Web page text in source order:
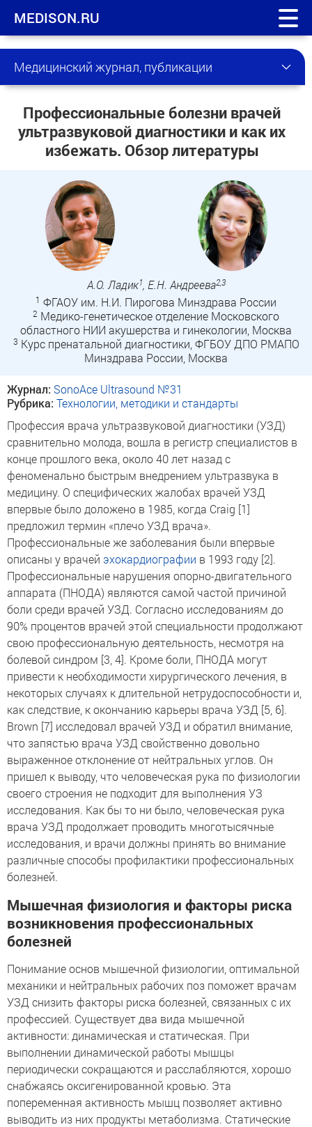
MEDISON.RU
Медицинский журнал, публикации
Профессиональные болезни врачей
ультразвуковой диагностики и как их
избежать. Обзор литературы
А.О. Ладик1, Е.Н. Андреева2,3
1 ФГАОУ им. Н.И. Пирогова Минздрава России
2 Медико-генетическое отделение Московского
областного НИИ акушерства и гинекологии, Москва
3 Курс пренатальной диагностики, ФГБОУ ДПО РМАПО
Минздрава России, Москва
Журнал: SonoAce Ultrasound №31
Рубрика: Технологии, методики и стандарты
Профессия врача ультразвуковой диагностики (УЗД)
сравнительно молода, вошла в регистр специалистов в
конце прошлого века, около 40 лет назад с
феноменально быстрым внедрением ультразвука в
медицину. О специфических жалобах врачей УЗД
впервые было доложено в 1985, когда Craig [1]
предложил термин «плечо УЗД врача».
Профессиональные же заболевания были впервые
описаны у врачей эхокардиографии в 1993 году [2].
Профессиональные нарушения опорно-двигательного
аппарата (ПНОДА) являются самой частой причиной
боли среди врачей УЗД. Согласно исследованиям до
90% процентов врачей этой специальности продолжают
свою профессиональную деятельность, несмотря на
болевой синдром [3, 4]. Кроме боли, ПНОДА могут
привести к необходимости хирургического лечения, в
некоторых случаях к длительной нетрудоспособности и,
как следствие, к окончанию карьеры врача УЗД [5, 6].
Brown [7] исследовал врачей УЗД и обратил внимание,
что запястью врача УЗД свойственно довольно
выраженное отклонение от нейтральных углов. Он
пришел к выводу, что человеческая рука по физиологии
своего строения не подходит для выполнения УЗ
исследования. Как бы то ни было, человеческая рука
врача УЗД продолжает проводить многотысячные
исследования, и врачи должны принять во внимание
различные способы профилактики профессиональных
болезней.
Мышечная физиология и факторы риска
возникновения профессиональных
болезней
Понимание основ мышечной физиологии, оптимальной
механики и нейтральных рабочих поз поможет врачам
УЗД снизить факторы риска болезней, связанных с их
профессией. Существует два вида мышечной
активности: динамическая и статическая. При
выполнении динамической работы мышцы
периодически сокращаются и расслабляются, хорошо
снабжаясь оксигенированной кровью. Эта
попеременная активность мышц позволяет активно
выводить из них продукты метаболизма. Статические